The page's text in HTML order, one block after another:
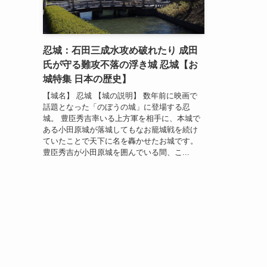
忍城：石田三成水攻め破れたり 成田
氏が守る難攻不落の浮き城 忍城【お
城特集 日本の歴史】
【城名】 忍城 【城の説明】 数年前に映画で
話題となった「のぼうの城」に登場する忍
城。 豊臣秀吉率いる上方軍を相手に、本城で
ある小田原城が落城してもなお籠城戦を続け
ていたことで天下に名を轟かせたお城です。
豊臣秀吉が小田原城を囲んでいる間、こ...